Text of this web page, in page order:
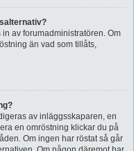
av forumadministratören. Om
än vad som tillåts,
av inläggsskaparen, en
en omröstning klickar du på
Om ingen har röstat så går